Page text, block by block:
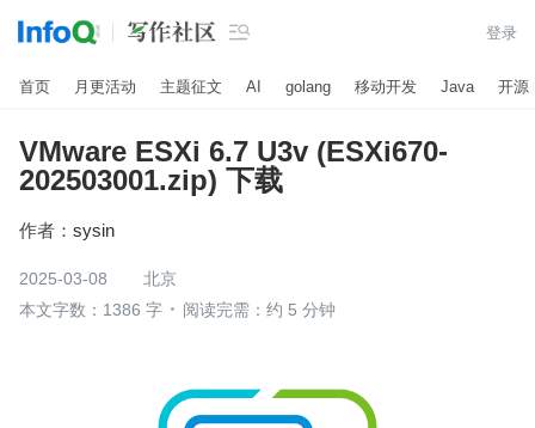
 登录
首页 月更活动 主题征文 AI golang 移动开发 Java 开源
VMware ESXi 6.7 U3v (ESXi670-
202503001.zip) 下载
作者： sysin
2025-03-08
北京
本文字数：1386 字
阅读完需：约 5 分钟